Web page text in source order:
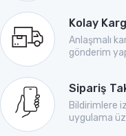
Kolay
Anlaşmalı
gönderim
Sipariş
Bildirimlere
uygulama